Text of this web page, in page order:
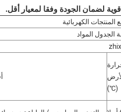
لضمان الجودة وفقا لمعيار أقل.
الكهربائية
الجدول المواد
(℃)